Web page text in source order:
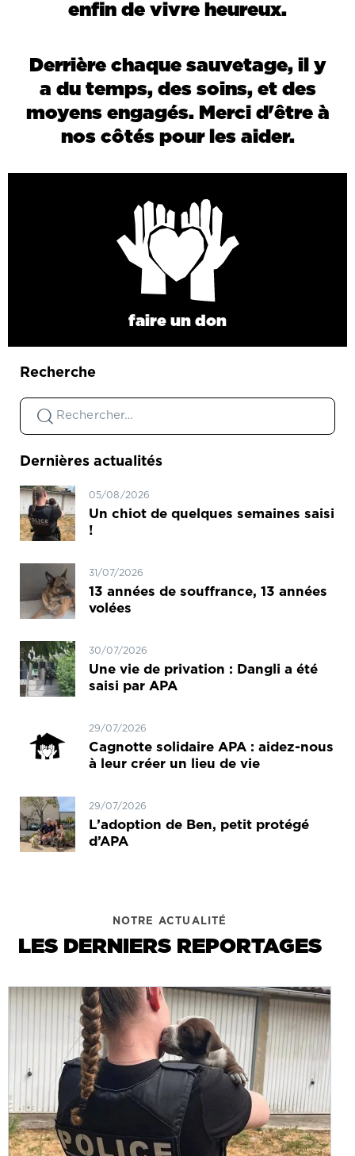
enfin de vivre heureux.
Derrière chaque sauvetage, il y
a du temps, des soins, et des
moyens engagés. Merci d'être à
nos côtés pour les aider.
faire un don
Recherche
Dernières actualités
05/08/2026
Un chiot de quelques semaines saisi
!
31/07/2026
13 années de souffrance, 13 années
volées
30/07/2026
Une vie de privation : Dangli a été
saisi par APA
29/07/2026
Cagnotte solidaire APA : aidez-nous
à leur créer un lieu de vie
29/07/2026
L’adoption de Ben, petit protégé
d’APA
NOTRE ACTUALITÉ
LES DERNIERS REPORTAGES